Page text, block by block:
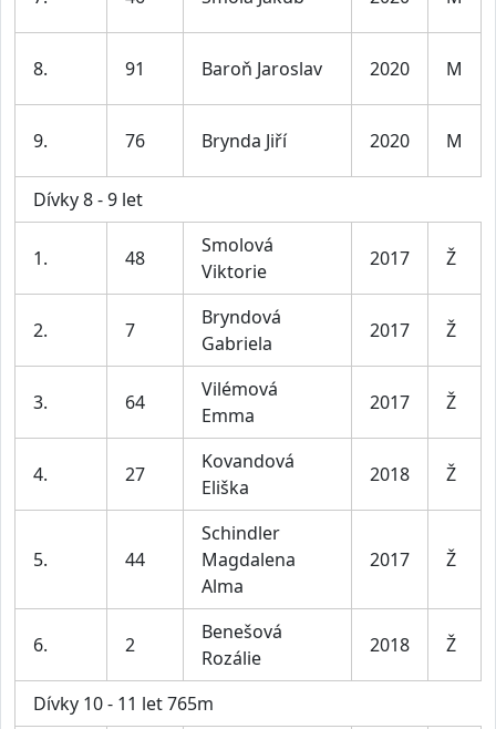
8. 91 Baroň Jaroslav 2020 M
9. 76 Brynda Jiří 2020 M
Dívky 8 - 9 let
1. 48
Smolová
Viktorie
2017 Ž
2. 7
Bryndová
Gabriela
2017 Ž
3. 64
Vilémová
Emma
2017 Ž
4. 27
Kovandová
Eliška
2018 Ž
5. 44
Schindler
Magdalena
Alma
2017 Ž
6. 2
Benešová
Rozálie
2018 Ž
Dívky 10 - 11 let 765m